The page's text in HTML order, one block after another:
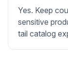
Yes. Keep
sensitive
tail catalog